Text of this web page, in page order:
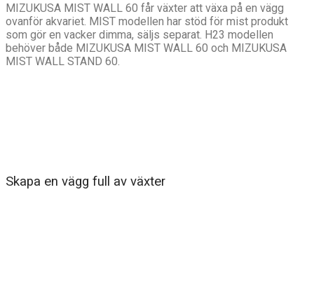
MIZUKUSA MIST WALL 60 får växter att växa på en vägg
ovanför akvariet. MIST modellen har stöd för mist produkt
som gör en vacker dimma, säljs separat. H23 modellen
behöver både MIZUKUSA MIST WALL 60 och MIZUKUSA
MIST WALL STAND 60.
Skapa en vägg full av växter